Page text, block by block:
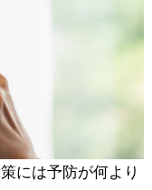
には予防が何より